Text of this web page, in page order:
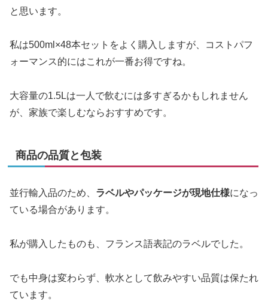
と思います。
私は500ml×48本セットをよく購入しますが、コストパフ
ォーマンス的にはこれが一番お得ですね。
大容量の1.5Lは一人で飲むには多すぎるかもしれません
が、家族で楽しむならおすすめです。
商品の品質と包装
並行輸入品のため、 ラベルやパッケージが現地仕様になっ
ている場合があります。
私が購入したものも、フランス語表記のラベルでした。
でも中身は変わらず、軟水として飲みやすい品質は保たれ
ています。